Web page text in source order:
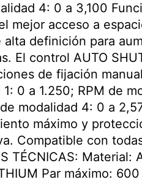
4: 0 a 3,100
mejor acceso a
alta definición para
El control AUTO
de fijación
0 a 1.250; RPM de
modalidad 4: 0 a
máximo y
Compatible con
TÉCNICAS:
Par máximo: